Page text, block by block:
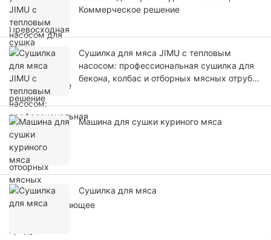
Коммерческое решение
Сушилка для мяса JIMU с тепловым
насосом: профессиональная сушилка для
бекона, колбас и отборных мясных отрубов
Машина для сушки куриного мяса
Сушилка для мяса